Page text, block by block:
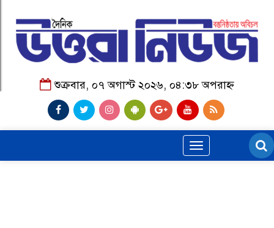
শুক্রবার, ০৭ অগাস্ট ২০২৬, ০৪:৩৮ অপরাহ্ন
Toggle
navigation